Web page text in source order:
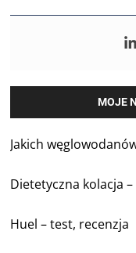
MOJE
Jakich
Dietetyczna kolacja –
Huel – test, recenzja